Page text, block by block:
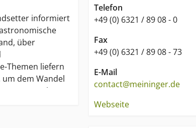
informiert
über
Themen liefern
dem Wandel
gutes Stück
Telefon
+49 (0) 6321 / 89 08 - 0
Fax
+49 (0) 6321 / 89 08 - 73
E-Mail
contact@meininger.de
Webseite